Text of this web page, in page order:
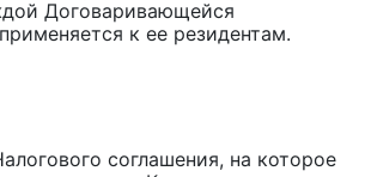
Договаривающейся
к ее резидентам.
соглашения, на которое